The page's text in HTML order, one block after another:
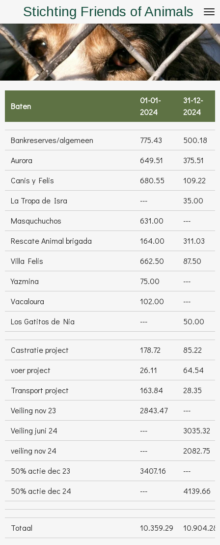
direct
naar
de
hoofdinhoud
Stichting Friends of Animals
Baten
01-01-
2024
31-12-
2024
Bankreserves/algemeen 775.43
500.18
Aurora
649.51
375.51
Canis y Felis
680.55
109.22
La Tropa de Isra
---
35.00
Masquchuchos
631.00
---
Rescate Animal brigada
164.00
311.03
Villa Felis
662.50
87.50
Yazmina
75.00
---
Vacaloura
102.00
---
Los Gatitos de Nia
--- 50.00
Castratie project 178.72
85.22
voer project
26.11
64.54
Transport project
163.84
28.35
Veiling nov 23
2843.47
---
Veiling juni 24
---
3035.32
veiling nov 24
---
2082.75
50% actie dec 23
3407.16
---
50% actie dec 24
--- 4139.66
Totaal 10.359.29 10.904.28